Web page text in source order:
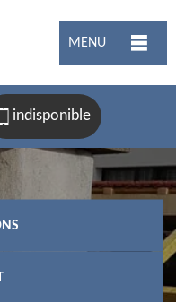
MENU
indisponible